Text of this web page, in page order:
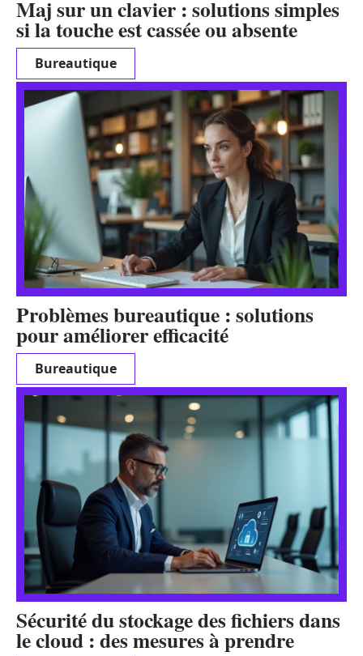
Maj sur un clavier : solutions simples
si la touche est cassée ou absente
Bureautique
Problèmes bureautique : solutions
pour améliorer efficacité
Bureautique
Sécurité du stockage des fichiers dans
le cloud : des mesures à prendre